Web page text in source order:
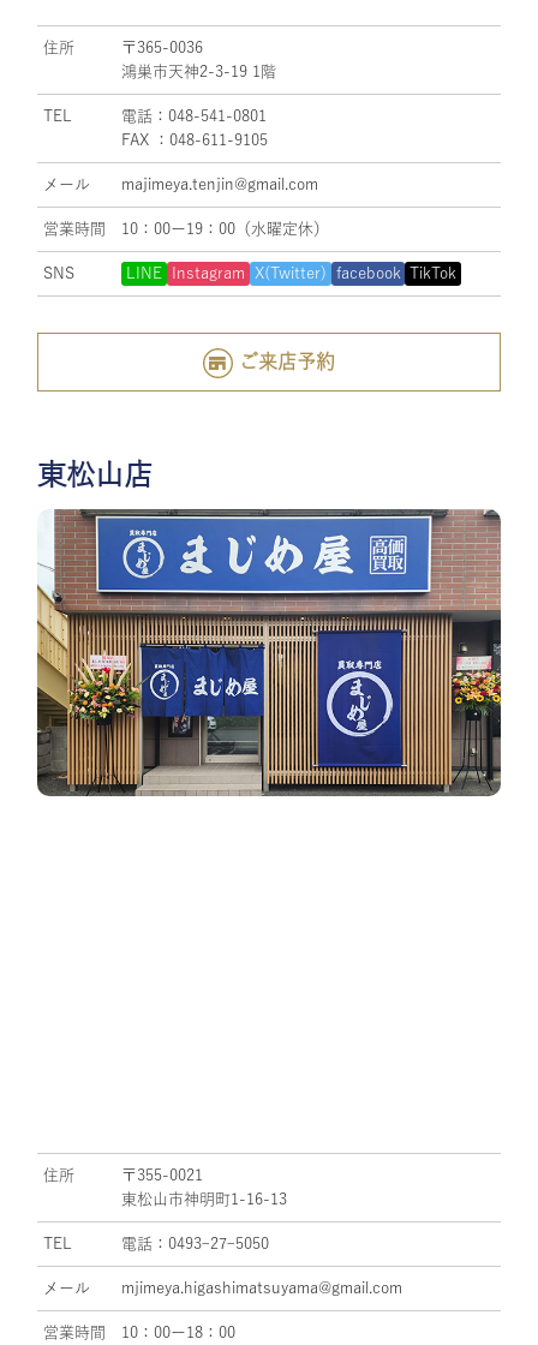
住所
〒365-0036
鴻巣市天神2-3-19 1階
TEL
電話：048-541-0801
FAX ：048-611-9105
メール majimeya.tenjin@gmail.com
営業時間 10：00ー19：00（水曜定休）
SNS LINE Instagram X(Twitter) facebook TikTok
ご来店予約
東松山店
住所
〒355-0021
東松山市神明町1-16-13
TEL 電話：0493ｰ27ｰ5050
メール mjimeya.higashimatsuyama@gmail.com
営業時間 10：00ー18：00